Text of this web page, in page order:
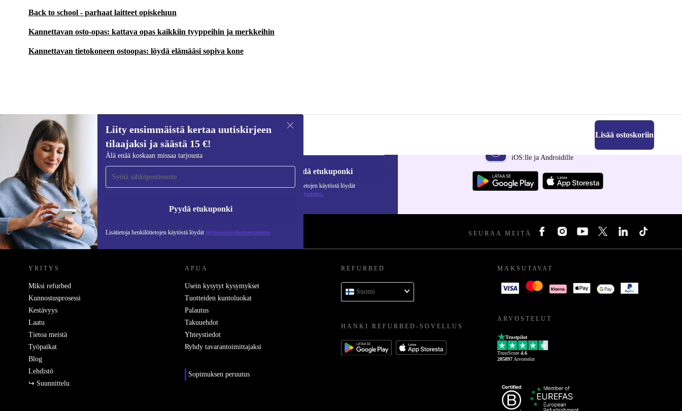
Back to school - parhaat laitteet opiskeluun
Kannettavan osto-opas: kattava opas kaikkiin tyyppeihin ja merkkeihin
Kannettavan tietokoneen ostoopas: löydä elämääsi sopiva kone
414 €2 289 € Lisää ostoskoriin
Liity ensimmäistä kertaa uutiskirjeen
tilaajaksi ja säästä 15 €!
Älä enää koskaan missaa tarjousta
Pyydä etukuponki
Lisätietoja henkilötietojen käytöstä löydät tietosuojaselosteestamme
Liity ensimmäistä kertaa uutiskirjeen
tilaajaksi ja säästä 15 €!
Älä missaa enää yhtäkään tarjousta.
Pyydä etukuponki
Lisätietoja henkilötietojen käytöstä löydät
tietosuojaselosteestamme.
iOS:lle ja Androidille
REFURBED SUOMI - RETHINK NEW. SEURAA MEITÄ
YRITYS
Miksi refurbed
Kunnostusprosessi
Kestävyys
Laatu
Tietoa meistä
Työpaikat
Blog
Lehdistö
↪ Suunnittelu
APUA
Usein kysytyt kysymykset
Tuotteiden kuntoluokat
Palautus
Takuuehdot
Yhteystiedot
Ryhdy tavarantoimittajaksi
Sopimuksen peruutus
REFURBED
Suomi
HANKI REFURBED-SOVELLUS
MAKSUTAVAT
ARVOSTELUT
Trustpilot
TrustScore 4.6
205897 Arvostelut